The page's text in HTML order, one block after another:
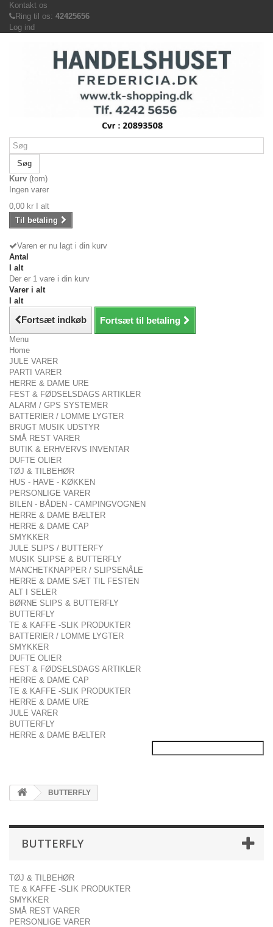
Kontakt os
Ring til os: 42425656
Log ind
Søg
Kurv (tom)
Ingen varer
0,00 kr
I alt
Til betaling
Varen er nu lagt i din kurv
Antal
I alt
Der er 1 vare i din kurv
Varer i alt
I alt
Fortsæt indkøb Fortsæt til betaling
Menu
Home
JULE VARER
PARTI VARER
HERRE & DAME URE
FEST & FØDSELSDAGS ARTIKLER
ALARM / GPS SYSTEMER
BATTERIER / LOMME LYGTER
BRUGT MUSIK UDSTYR
SMÅ REST VARER
BUTIK & ERHVERVS INVENTAR
DUFTE OLIER
TØJ & TILBEHØR
HUS - HAVE - KØKKEN
PERSONLIGE VARER
BILEN - BÅDEN - CAMPINGVOGNEN
HERRE & DAME BÆLTER
HERRE & DAME CAP
SMYKKER
JULE SLIPS / BUTTERFY
MUSIK SLIPSE & BUTTERFLY
MANCHETKNAPPER / SLIPSENÅLE
HERRE & DAME SÆT TIL FESTEN
ALT I SELER
BØRNE SLIPS & BUTTERFLY
BUTTERFLY
TE & KAFFE -SLIK PRODUKTER
BATTERIER / LOMME LYGTER
SMYKKER
DUFTE OLIER
FEST & FØDSELSDAGS ARTIKLER
HERRE & DAME CAP
TE & KAFFE -SLIK PRODUKTER
HERRE & DAME URE
JULE VARER
BUTTERFLY
HERRE & DAME BÆLTER
BUTTERFLY
BUTTERFLY
TØJ & TILBEHØR
TE & KAFFE -SLIK PRODUKTER
SMYKKER
SMÅ REST VARER
PERSONLIGE VARER